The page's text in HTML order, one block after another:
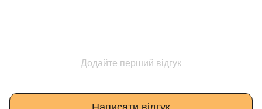
Додайте перший відгук